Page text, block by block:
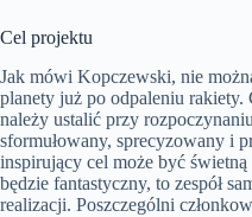
Cel projektu
Jak mówi Kopczewski, nie
planety już po odpaleniu rakiety.
należy ustalić przy
sformułowany, sprecyzowany i
inspirujący cel może być świetną
będzie fantastyczny, to zespół
realizacji. Poszczególni